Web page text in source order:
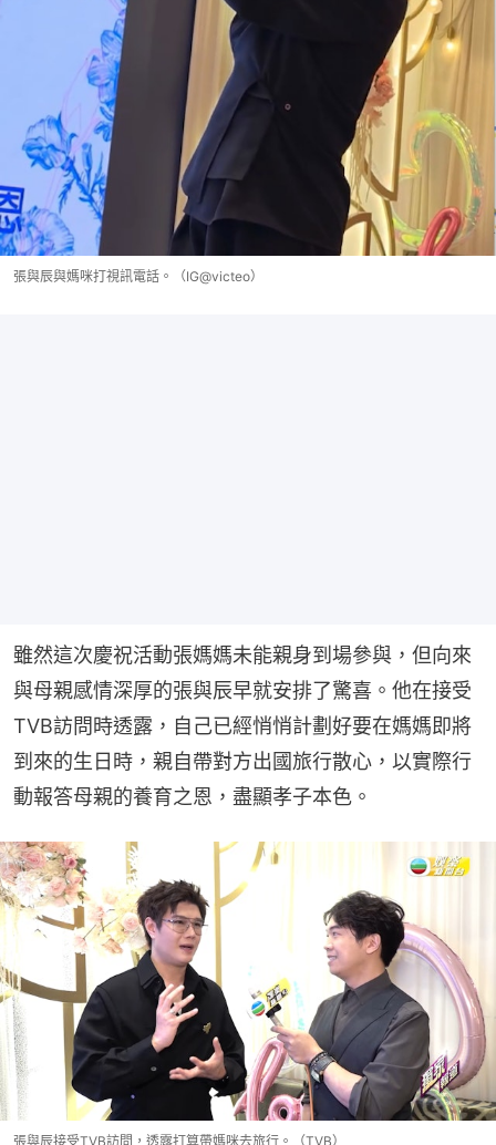
張與辰與媽咪打視訊電話。（IG@victeo）
雖然這次慶祝活動張媽媽未能親身到場參與，但向來
與母親感情深厚的張與辰早就安排了驚喜。他在接受
TVB訪問時透露，自己已經悄悄計劃好要在媽媽即將
到來的生日時，親自帶對方出國旅行散心，以實際行
動報答母親的養育之恩，盡顯孝子本色。
張與辰接受TVB訪問，透露打算帶媽咪去旅行。（TVB）